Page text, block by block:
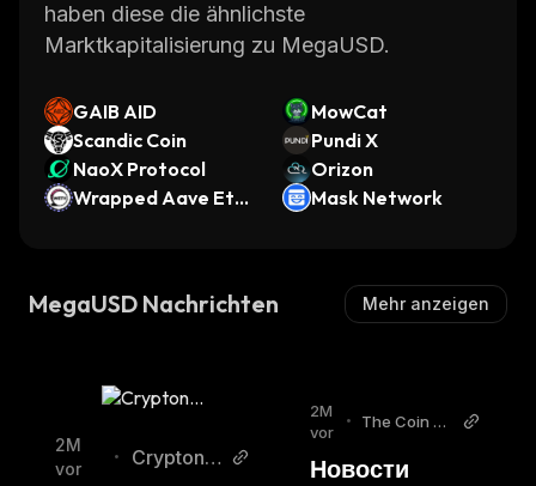
haben diese die ähnlichste
Marktkapitalisierung zu MegaUSD.
GAIB AID
MowCat
Scandic Coin
Pundi X
NaoX Protocol
Orizon
Wrapped Aave Eth
Mask Network
MegaUSD Nachrichten Mehr anzeigen
2M
vor
•
Cryptono
2M
vor
•
The Coin Re
an
Новости